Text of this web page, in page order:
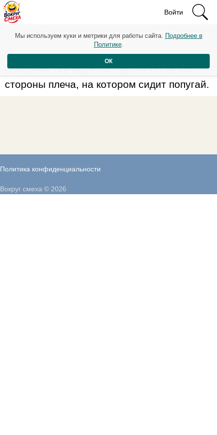
Войти
Рейтинг: 85
Интересная закономерность: у
большинства пиратов одного глаза нет со
стороны плеча, на котором сидит попугай.
Политика конфиденциальности
Мы используем куки и метрики для работы сайта. Подробнее в
Политике.
ОК
Вокруг смеха © 2026